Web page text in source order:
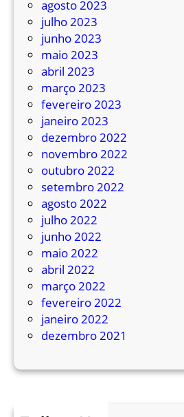
agosto 2023
julho 2023
junho 2023
maio 2023
abril 2023
março 2023
fevereiro 2023
janeiro 2023
dezembro 2022
novembro 2022
outubro 2022
setembro 2022
agosto 2022
julho 2022
junho 2022
maio 2022
abril 2022
março 2022
fevereiro 2022
janeiro 2022
dezembro 2021